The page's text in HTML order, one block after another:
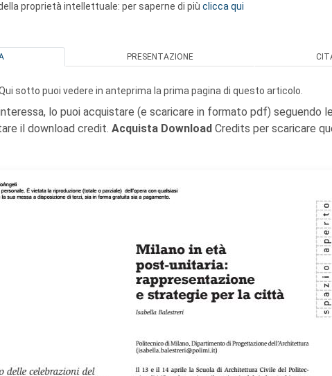
della proprietà intellettuale: per saperne di più clicca qui
PRESENTAZIONE
sotto puoi vedere in anteprima la prima pagina di questo articolo.
lo puoi acquistare (e scaricare in formato pdf) seguendo
il download credit. Acquista Download Credits per scaricare